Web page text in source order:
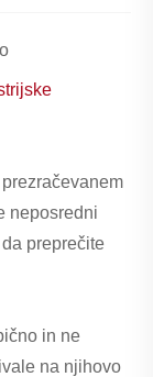
neposredni
preprečite
in ne
na njihovo